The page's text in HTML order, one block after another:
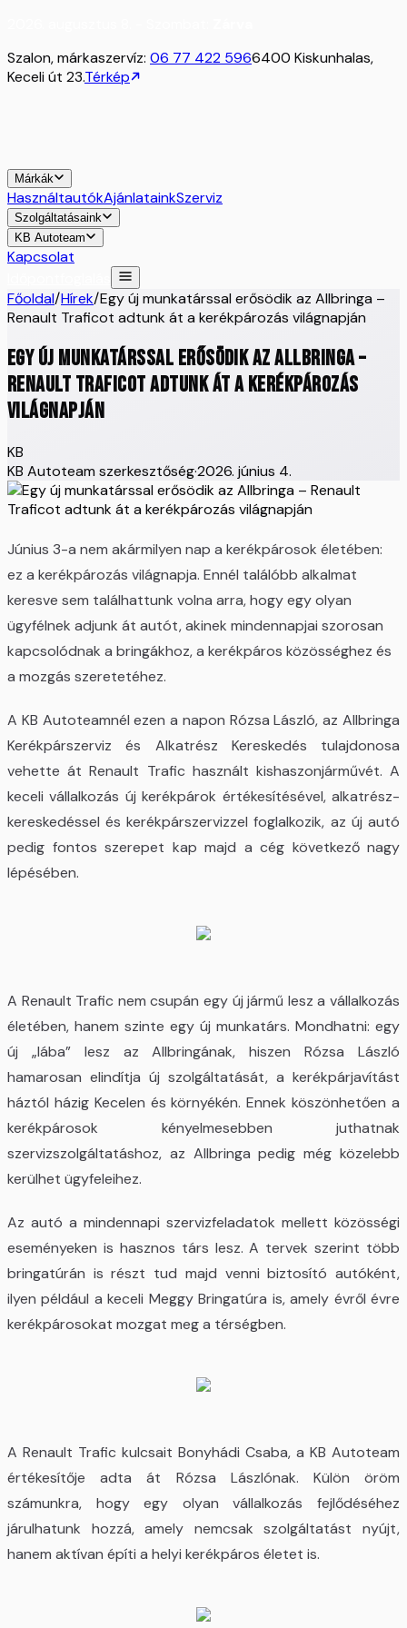
Szalon, márkaszervíz: 06 77 422 5966400 Kiskunhalas,
Keceli út 23.Térkép
Márkák
HasználtautókAjánlatainkSzerviz
Szolgáltatásaink
KB Autoteam
Kapcsolat
Főoldal/Hírek/Egy új munkatárssal erősödik az Allbringa –
Renault Traficot adtunk át a kerékpározás világnapján
Egy új munkatárssal erősödik az Allbringa –
Renault Traficot adtunk át a kerékpározás
világnapján
KB
KB Autoteam szerkesztőség·2026. június 4.
Június 3-a nem akármilyen nap a kerékpárosok életében:
ez a kerékpározás világnapja. Ennél találóbb alkalmat
keresve sem találhattunk volna arra, hogy egy olyan
ügyfélnek adjunk át autót, akinek mindennapjai szorosan
kapcsolódnak a bringákhoz, a kerékpáros közösséghez és
a mozgás szeretetéhez.
A KB Autoteamnél ezen a napon Rózsa László, az Allbringa
Kerékpárszerviz és Alkatrész Kereskedés tulajdonosa
vehette át Renault Trafic használt kishaszonjárművét. A
keceli vállalkozás új kerékpárok értékesítésével, alkatrész-
kereskedéssel és kerékpárszervizzel foglalkozik, az új autó
pedig fontos szerepet kap majd a cég következő nagy
lépésében.
A Renault Trafic nem csupán egy új jármű lesz a vállalkozás
életében, hanem szinte egy új munkatárs. Mondhatni: egy
új „lába” lesz az Allbringának, hiszen Rózsa László
hamarosan elindítja új szolgáltatását, a kerékpárjavítást
háztól házig Kecelen és környékén. Ennek köszönhetően a
kerékpárosok kényelmesebben juthatnak
szervizszolgáltatáshoz, az Allbringa pedig még közelebb
kerülhet ügyfeleihez.
Az autó a mindennapi szervizfeladatok mellett közösségi
eseményeken is hasznos társ lesz. A tervek szerint több
bringatúrán is részt tud majd venni biztosító autóként,
ilyen például a keceli Meggy Bringatúra is, amely évről évre
kerékpárosokat mozgat meg a térségben.
A Renault Trafic kulcsait Bonyhádi Csaba, a KB Autoteam
értékesítője adta át Rózsa Lászlónak. Külön öröm
számunkra, hogy egy olyan vállalkozás fejlődéséhez
járulhatunk hozzá, amely nemcsak szolgáltatást nyújt,
hanem aktívan építi a helyi kerékpáros életet is.